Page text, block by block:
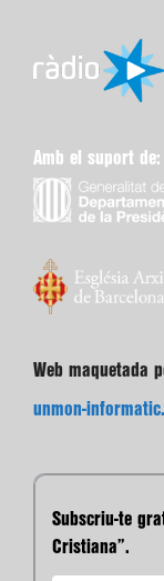
Amb el suport de:
Web maquetada
unmon-
Subscriu-te
Cristiana”.